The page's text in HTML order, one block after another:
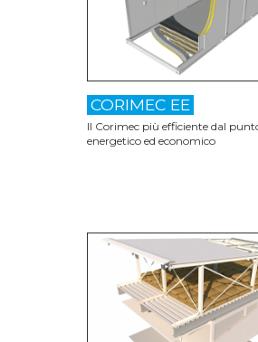
CORIMEC EE
Il Corimec più efficiente dal
energetico ed economico